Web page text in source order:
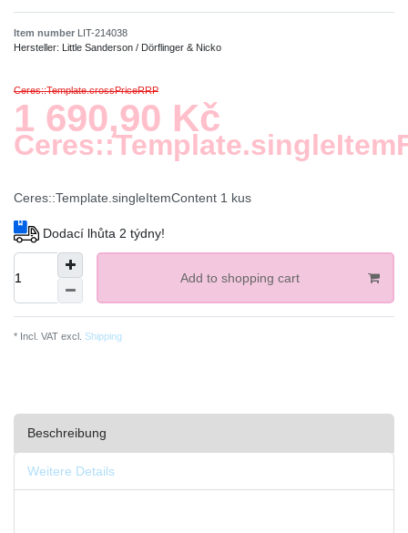
Item number LIT-214038
Hersteller: Little Sanderson / Dörflinger & Nicko
Ceres::Template.crossPriceRRP
1 690,90 Kč
Ceres::Template.singleItemContent 1 kus
Dodací lhůta 2 týdny!
Add to shopping cart
* Incl. VAT excl. Shipping
Beschreibung
Weitere Details